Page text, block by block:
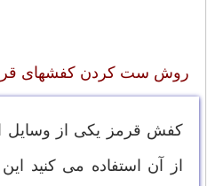
روش ست کردن کفشهای
کفش قرمز یکی از وسایل
از آن استفاده می کنید